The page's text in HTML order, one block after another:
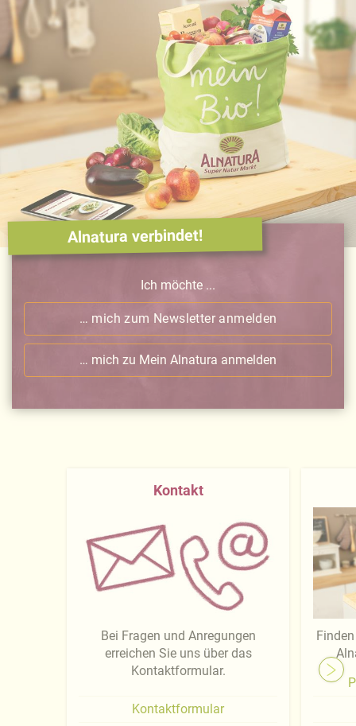
Alnatura verbindet!
Ich möchte ...
… mich zum Newsletter anmelden
… mich zu Mein Alnatura anmelden
Kontakt
Bei Fragen und Anregungen
erreichen Sie uns über das
Kontaktformular.
Kontaktformular